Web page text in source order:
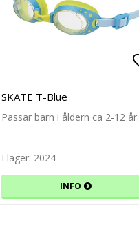
till i favoritlistan
till i favoritlistan
SKATE T-Blue
Passar barn i åldern ca 2-12 år.
I lager: 2024
INFO